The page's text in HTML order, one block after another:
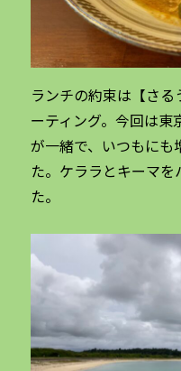
ランチの約束は【さ
ーティング。今回は
が一緒で、いつもにも
た。ケララとキーマ
た。